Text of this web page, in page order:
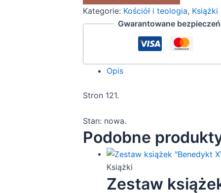
Kategorie: Kościół i teologia, Książki
Gwarantowane
Opis
Stron 121.
Stan: nowa.
Podobne
Książki
Zestaw